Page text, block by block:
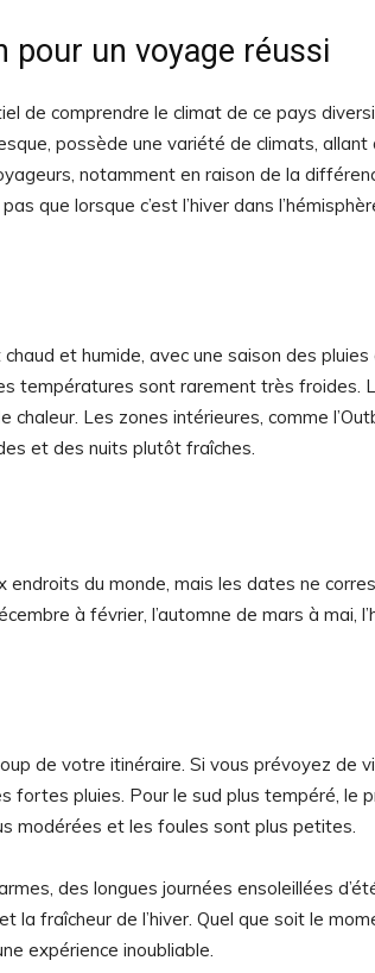
pour un voyage réussi
de comprendre le climat de ce pays
possède une variété de climats,
notamment en raison de la
que lorsque c’est l’hiver dans
et humide, avec une saison des
températures sont rarement très froides.
Les zones intérieures, comme
et des nuits plutôt fraîches.
endroits du monde, mais les dates ne
à février, l’automne de mars à mai,
de votre itinéraire. Si vous prévoyez de
pluies. Pour le sud plus tempéré, le
modérées et les foules sont plus petites.
des longues journées ensoleillées
la fraîcheur de l’hiver. Quel que soit le
expérience inoubliable.